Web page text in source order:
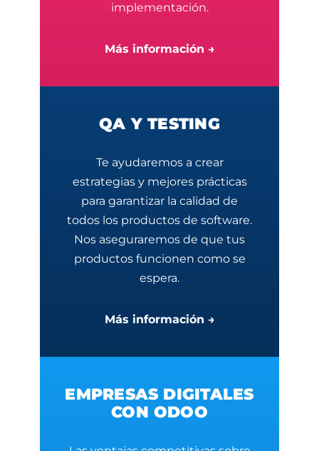
implementación.
Más información →
QA Y TESTING
Te ayudaremos a crear
estrategias y mejores prácticas
para garantizar la calidad de
todos los productos de software.
Nos aseguraremos de que tus
productos funcionen como se
espera.
Más información →
EMPRESAS DIGITALES
CON ODOO